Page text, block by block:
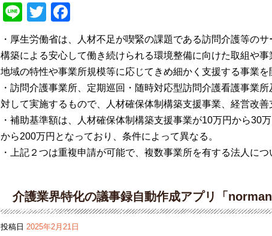
LineTwitter
・厚生労働省は、 人材不足が喫緊の課題である訪問介護等のサ
構築に よ る安心して働き続けられる環境整備に向けた取組や事
地域の特性や事業所規模等に応じてきめ細かく支援する事業を
・訪問介護事業所、定期巡回・随時対応型訪問介護看護事業
対して実施する もので、 人材確保体制構築支援事業、 経営改善
・補助基準額は、
人材確保体制構築支援事業が10万円から30
から200万円となっており、条件によって異なる。
・上記２つは重複申請が可能で、複数事業所を有する法人につ
介護業界特化の議事録自動作成アプリ「norman
投稿日 2025年2月21日